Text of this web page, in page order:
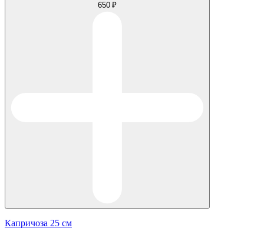
650 ₽
Капричоза 25 см